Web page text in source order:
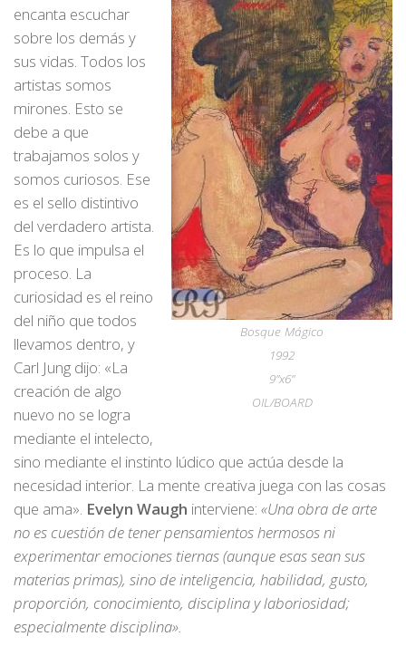
Bosque Mágico
1992
9”x6”
OIL/BOARD
encanta escuchar
sobre los demás y
sus vidas. Todos los
artistas somos
mirones. Esto se
debe a que
trabajamos solos y
somos curiosos. Ese
es el sello distintivo
del verdadero artista.
Es lo que impulsa el
proceso. La
curiosidad es el reino
del niño que todos
llevamos dentro, y
Carl Jung dijo: «La
creación de algo
nuevo no se logra
mediante el intelecto,
sino mediante el instinto lúdico que actúa desde la
necesidad interior. La mente creativa juega con las cosas
que ama». Evelyn Waugh interviene: «Una obra de arte
no es cuestión de tener pensamientos hermosos ni
experimentar emociones tiernas (aunque esas sean sus
materias primas), sino de inteligencia, habilidad, gusto,
proporción, conocimiento, disciplina y laboriosidad;
especialmente disciplina».